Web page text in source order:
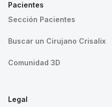
Pacientes
Sección Pacientes
Buscar un Cirujano Crisalix
Comunidad 3D
Legal